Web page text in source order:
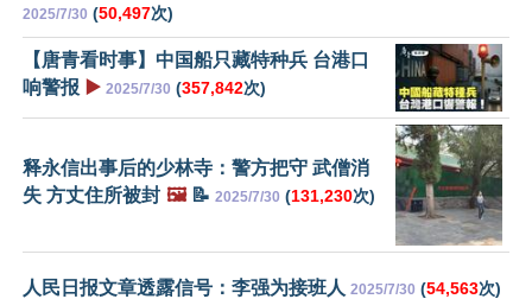
2025/7/30 (50,497次)
【唐青看时事】中国船只藏特种兵 台港口
响警报 ▶️ 2025/7/30 (357,842次)
释永信出事后的少林寺：警方把守 武僧消
失 方丈住所被封 🖼️📝 2025/7/30 (131,230次)
人民日报文章透露信号：李强为接班人 2025/7/30 (54,563次)